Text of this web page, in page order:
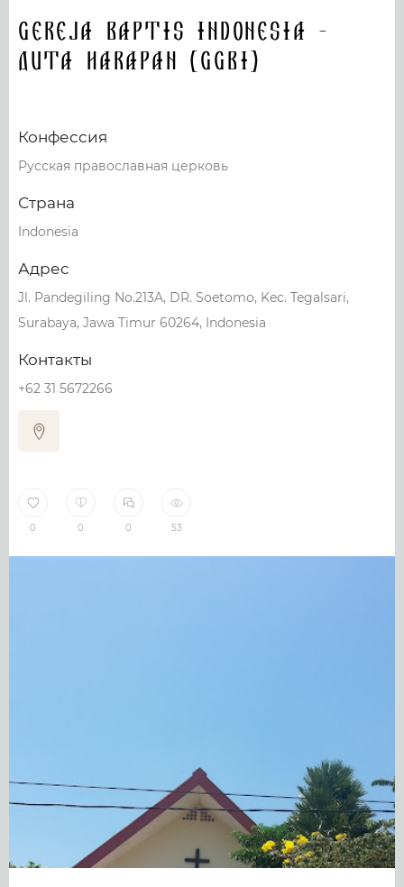
Gereja Baptis Indonesia -
Duta Harapan (GGBI)
Конфессия
Русская православная церковь
Страна
Indonesia
Адрес
Jl. Pandegiling No.213A, DR. Soetomo, Kec. Tegalsari,
Surabaya, Jawa Timur 60264, Indonesia
Контакты
+62 31 5672266
0 0 0 53